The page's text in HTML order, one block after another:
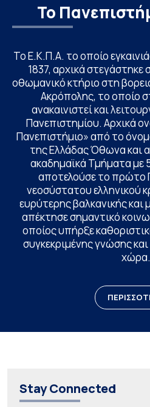
Το
Το Ε.Κ.Π.Α. το οποίο
1837, αρχικά στεγάστηκε
οθωμανικό κτήριο στη
Ακρόπολης, το οποίο
ανακαινιστεί και
Πανεπιστημίου. Αρχικά
Πανεπιστήμιο» από το
της Ελλάδας Όθωνα και
ακαδημαϊκά Τμήματα με
αποτελούσε το πρώτο
νεοσύστατου ελληνικού
ευρύτερης βαλκανικής και
απέκτησε σημαντικό
οποίος υπήρξε
συγκεκριμένης γνώσης
χώρα.
Stay Connected